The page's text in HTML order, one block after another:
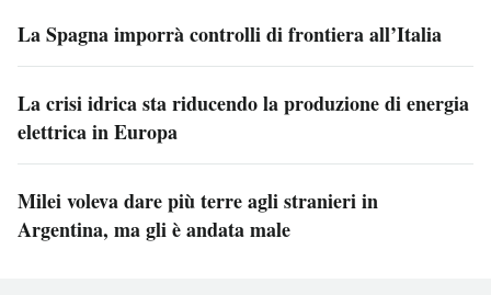
La Spagna imporrà controlli di frontiera all’Italia
La crisi idrica sta riducendo la produzione di energia
elettrica in Europa
Milei voleva dare più terre agli stranieri in
Argentina, ma gli è andata male